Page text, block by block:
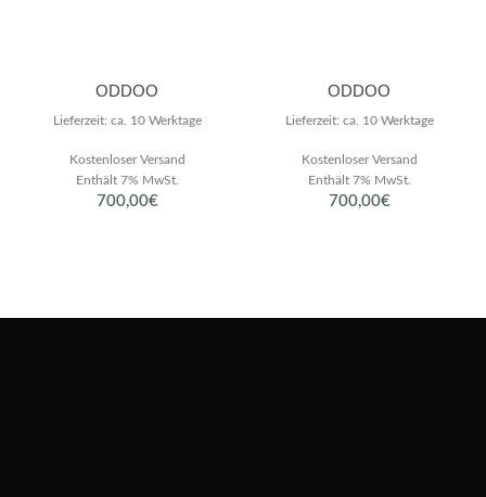
ODDOO
700,00€
Enthält 7% MwSt.
Kostenloser Versand
Lieferzeit: ca. 10 Werktage
ODDOO
700,00€
Enthält 7% MwSt.
Kostenloser Versand
Lieferzeit: ca. 10 Werktage